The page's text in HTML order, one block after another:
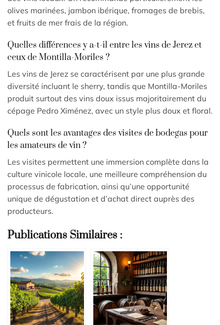
olives marinées, jambon ibérique, fromages de brebis,
et fruits de mer frais de la région.
Quelles différences y a-t-il entre les vins de Jerez et
ceux de Montilla-Moriles ?
Les vins de Jerez se caractérisent par une plus grande
diversité incluant le sherry, tandis que Montilla-Moriles
produit surtout des vins doux issus majoritairement du
cépage Pedro Ximénez, avec un style plus doux et floral.
Quels sont les avantages des visites de bodegas pour
les amateurs de vin ?
Les visites permettent une immersion complète dans la
culture vinicole locale, une meilleure compréhension du
processus de fabrication, ainsi qu’une opportunité
unique de dégustation et d’achat direct auprès des
producteurs.
Publications Similaires :